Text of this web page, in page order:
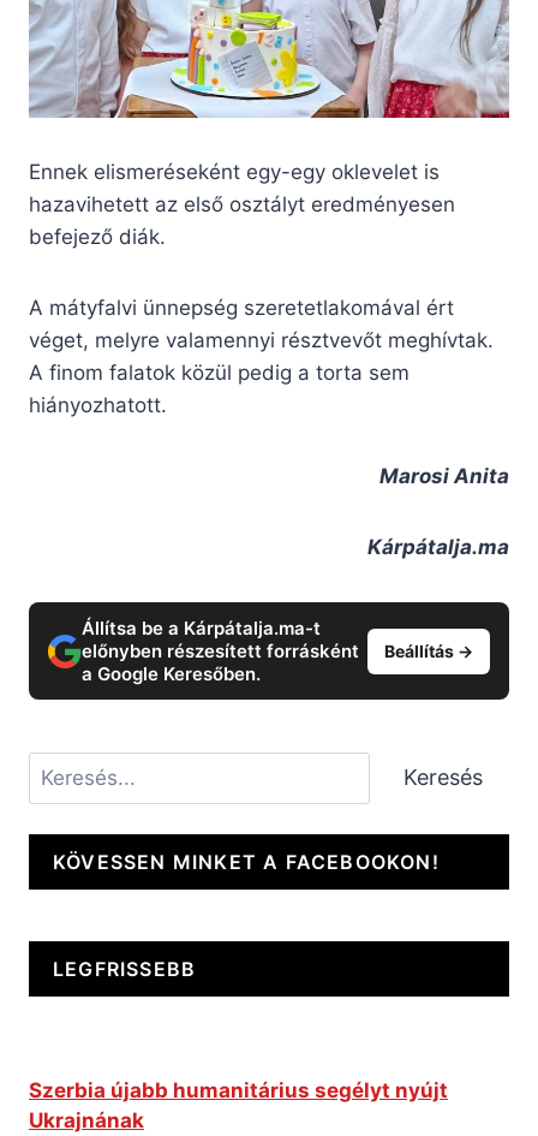
Ennek elismeréseként egy-egy oklevelet is
hazavihetett az első osztályt eredményesen
befejező diák.
A mátyfalvi ünnepség szeretetlakomával ért
véget, melyre valamennyi résztvevőt meghívtak.
A finom falatok közül pedig a torta sem
hiányozhatott.
Marosi Anita
Kárpátalja.ma
Állítsa be a Kárpátalja.ma-t
előnyben részesített forrásként
a Google Keresőben.
Beállítás →
Keresés Keresés
KÖVESSEN MINKET A FACEBOOKON!
LEGFRISSEBB
Szerbia újabb humanitárius segélyt nyújt
Ukrajnának